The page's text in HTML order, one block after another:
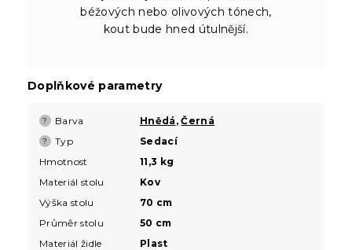
béžových nebo olivových tónech,
kout bude hned útulnější.
Doplňkové parametry
? Barva Hnědá ,Černá
? Typ
Sedací
Hmotnost
11,3 kg
Materiál stolu
Kov
Výška stolu
70 cm
Průměr stolu
50 cm
Materiál židle
Plast